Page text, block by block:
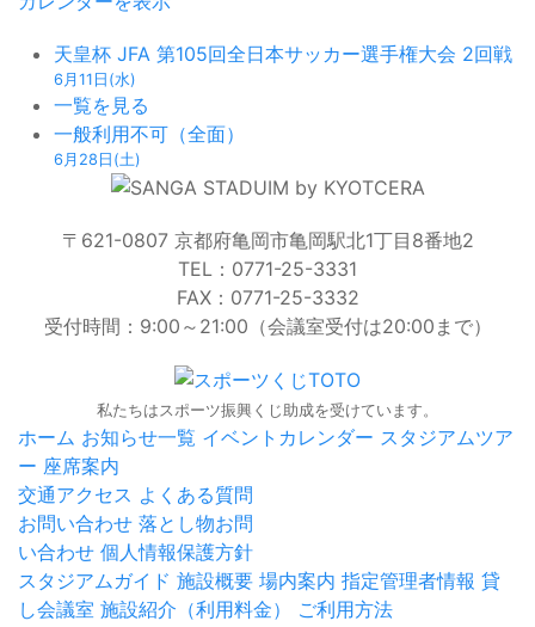
J1
ゼ
ル
ビ
ア
天皇杯 JFA 第105回全日本サッカー選手権大会 2回戦
6月11日(水)
一覧を見る
一般利用不可（全面）
6月28日(土)
〒621-0807 京都府亀岡市亀岡駅北1丁目8番地2
TEL：0771-25-3331
FAX：0771-25-3332
受付時間：9:00～21:00（会議室受付は20:00まで）
私たちはスポーツ振興くじ助成を受けています。
ホーム お知らせ一覧 イベントカレンダー スタジアムツア
ー 座席案内
交通アクセス よくある質問
お問い合わせ 落とし物お問
い合わせ 個人情報保護方針
スタジアムガイド 施設概要 場内案内 指定管理者情報 貸
し会議室 施設紹介（利用料金）
ご利用方法